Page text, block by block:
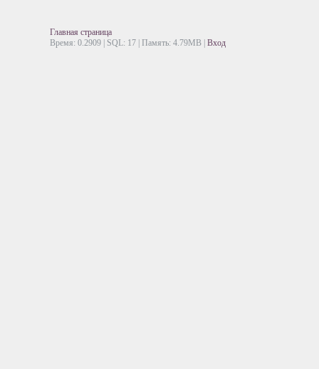
Главная страница
Время: 0.2909 | SQL: 17 | Память: 4.79MB Вход